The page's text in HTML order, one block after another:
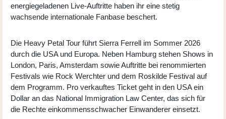
energiegeladenen Live-Auftritte haben ihr eine stetig
wachsende internationale Fanbase beschert.
Die Heavy Petal Tour führt Sierra Ferrell im Sommer 2026
durch die USA und Europa. Neben Hamburg stehen Shows in
London, Paris, Amsterdam sowie Auftritte bei renommierten
Festivals wie Rock Werchter und dem Roskilde Festival auf
dem Programm. Pro verkauftes Ticket geht in den USA ein
Dollar an das National Immigration Law Center, das sich für
die Rechte einkommensschwacher Einwanderer einsetzt.